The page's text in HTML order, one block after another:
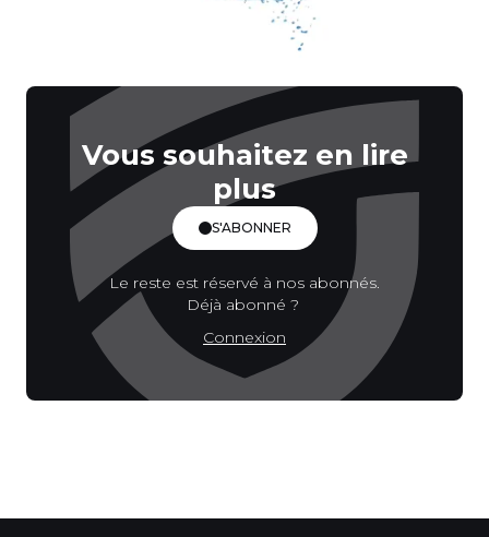
Vous souhaitez en lire
plus
S'ABONNER
Le reste est réservé à nos abonnés.
Déjà abonné ?
Connexion